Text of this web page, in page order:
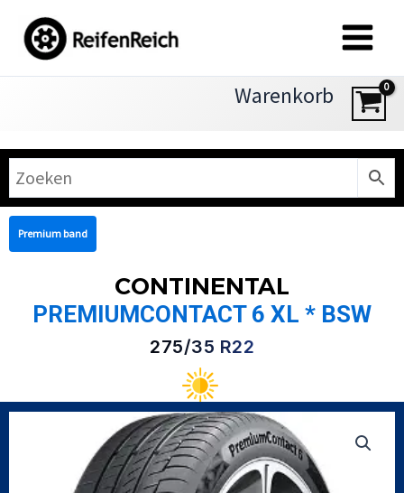
Inhalt
springen
Warenkorb
Premium band
CONTINENTAL
PREMIUMCONTACT 6 XL * BSW
275/35 R22